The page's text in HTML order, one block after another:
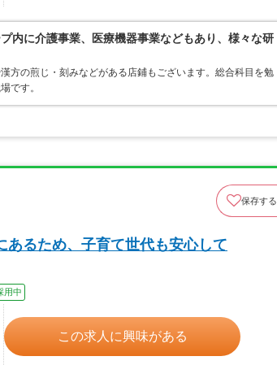
内に介護事業、医療機器事業などもあり、様々な研
方の煎じ・刻みなどがある店鋪もございます。総合科目を勉
です。
保存する
あるため、子育て世代も安心して
用中
この求人に興味がある